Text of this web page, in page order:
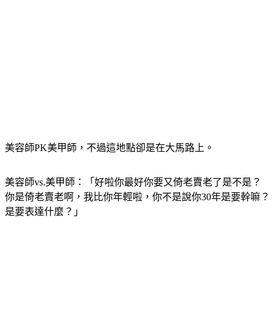
美容師PK美甲師，不過這地點卻是在大馬路上。
美容師vs.美甲師：「好啦你最好你要又倚老賣老了是不是？
你是倚老賣老啊，我比你年輕啦，你不是說你30年是要幹嘛？
是要表達什麼？」